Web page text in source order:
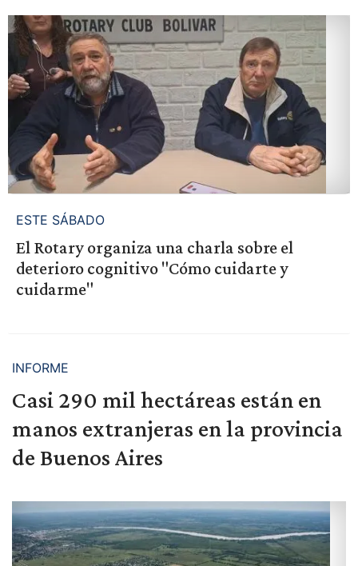
ESTE SÁBADO
El Rotary organiza una charla sobre el
deterioro cognitivo "Cómo cuidarte y
cuidarme"
INFORME
Casi 290 mil hectáreas están en
manos extranjeras en la provincia
de Buenos Aires